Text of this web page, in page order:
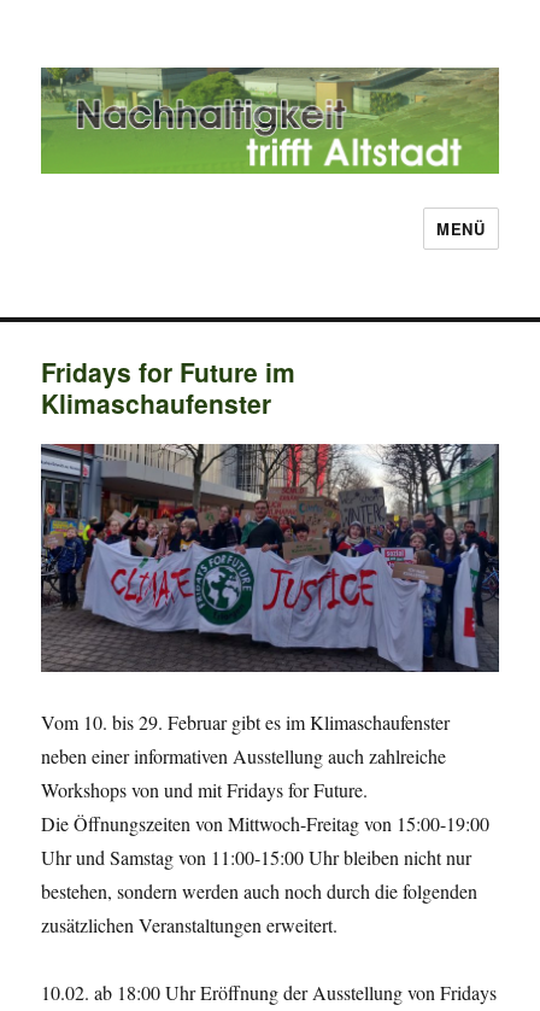
MENÜ
Fridays for Future im
Klimaschaufenster
Vom 10. bis 29. Februar gibt es im Klimaschaufenster
neben einer informativen Ausstellung auch zahlreiche
Workshops von und mit Fridays for Future.
Die Öffnungszeiten von Mittwoch-Freitag von 15:00-19:00
Uhr und Samstag von 11:00-15:00 Uhr bleiben nicht nur
bestehen, sondern werden auch noch durch die folgenden
zusätzlichen Veranstaltungen erweitert.
10.02. ab 18:00 Uhr Eröffnung der Ausstellung von Fridays